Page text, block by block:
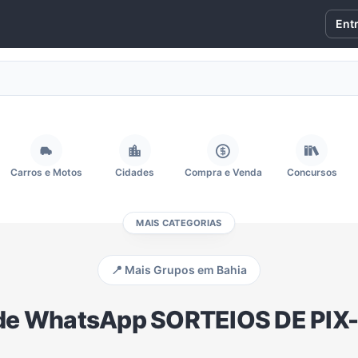
Carros e Motos Cidades Compra e Venda Concursos
MAIS CATEGORIAS
📍 Mais Grupos em Bahia
WhatsApp SORTEIOS DE